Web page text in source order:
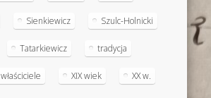
Sienkiewicz Szulc-Holnicki
Tatarkiewicz tradycja
właściciele XIX wiek XX w.